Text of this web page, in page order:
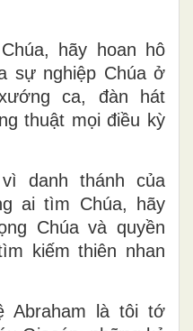
hãy hoan hô
sự nghiệp Chúa ở
ca, đàn hát
thuật mọi điều kỳ
danh thánh của
ai tìm Chúa, hãy
Chúa và quyền
kiếm thiên nhan
Abraham là tôi tớ